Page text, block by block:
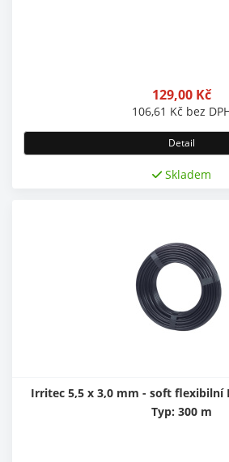
129,00 Kč
106,61 Kč bez
Detail
Skladem
Irritec 5,5 x 3,0 mm - soft flexibilní
Typ: 300 m